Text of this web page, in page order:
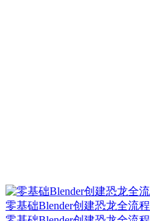
零基础Blender创建恐龙全流程